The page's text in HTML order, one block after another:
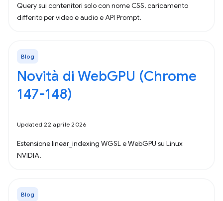
Query sui contenitori solo con nome CSS, caricamento
differito per video e audio e API Prompt.
Blog
Novità di WebGPU (Chrome
147-148)
Updated 22 aprile 2026
Estensione linear_indexing WGSL e WebGPU su Linux
NVIDIA.
Blog